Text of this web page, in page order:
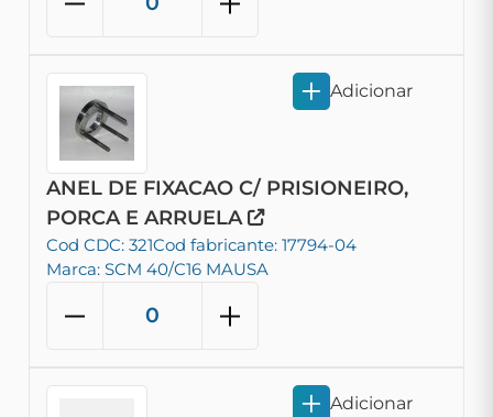
ANEL DE FIXACAO C/ PRISIONEIRO,
PORCA E ARRUELA
Cod CDC: 321Cod fabricante: 17794-04
Marca: SCM 40/C16 MAUSA
Adicionar
Adicionar